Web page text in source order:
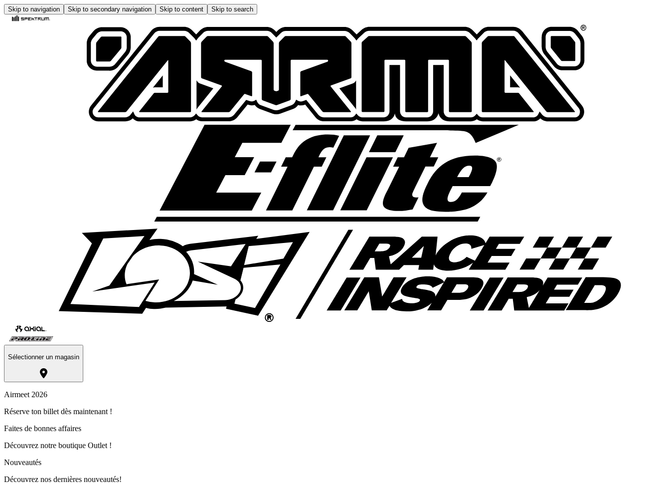
Skip to navigation Skip to secondary navigation Skip to content Skip to search
Sélectionner un magasin
Airmeet 2026
Réserve ton billet dès maintenant !
Faites de bonnes affaires
Découvrez notre boutique Outlet !
Nouveautés
Découvrez nos dernières nouveautés!